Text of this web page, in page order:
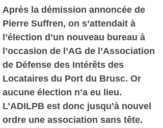
Après la démission annoncée de
Pierre Suffren, on s’attendait à
l’élection d’un nouveau bureau à
l’occasion de l’AG de l’Association
de Défense des Intérêts des
Locataires du Port du Brusc. Or
aucune élection n’a eu lieu.
L’ADILPB est donc jusqu’à nouvel
ordre une association sans tête.